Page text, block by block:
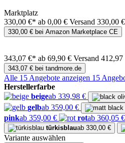
Marktplatz
330,00 €* ab 0,00 € Versand 330,00
330,00 € bei Amazon Marketplace CE
343,07 €* ab 69,90 € Versand 412,97
343,07 € bei tandmore.de
Alle 15 Angebote anzeigen 15
Herstellerfarbe
beigeab 339,98 €
gelbab 359,00 €
pinkab 359,00 € rotab 360,05 €
türkisblauab 330,00 €
Variante auswählen